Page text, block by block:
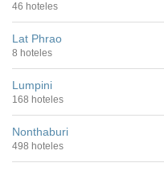
46 hoteles
Lat Phrao
8 hoteles
Lumpini
168 hoteles
Nonthaburi
498 hoteles